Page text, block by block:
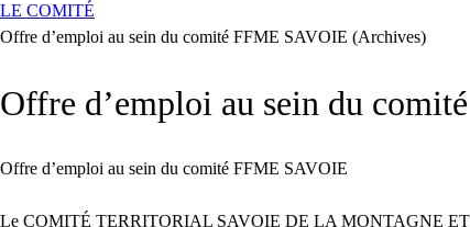
LE COMITÉ
Offre d’emploi au sein du comité FFME SAVOIE (Archives)
Offre d’emploi au sein du
Offre d’emploi au sein du comité FFME SAVOIE
Le COMITÉ TERRITORIAL SAVOIE DE LA MONTAGNE ET